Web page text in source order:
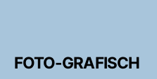
FOTO-GRAFISCH